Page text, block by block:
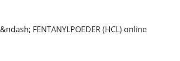
&ndash; FENTANYLPOEDER (HCL) online